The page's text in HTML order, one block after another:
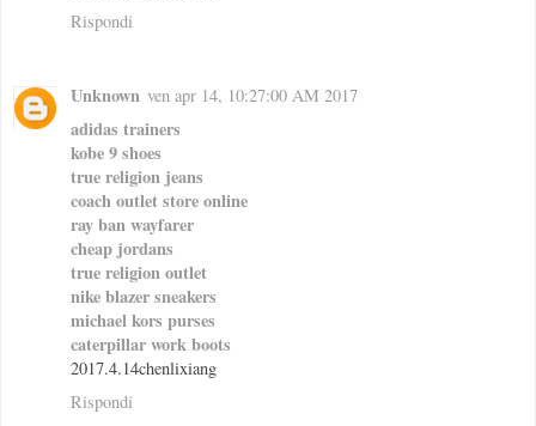
Rispondi
Unknown ven apr 14, 10:27:00 AM 2017
adidas trainers
kobe 9 shoes
true religion jeans
coach outlet store online
ray ban wayfarer
cheap jordans
true religion outlet
nike blazer sneakers
michael kors purses
caterpillar work boots
2017.4.14chenlixiang
Rispondi